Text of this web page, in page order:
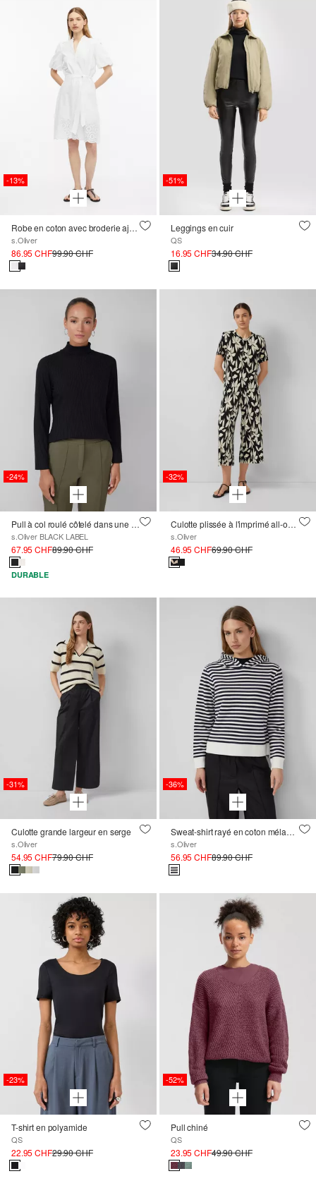
-13%
Robe en coton avec broderie ajourée et manches ballon
s.Oliver
86.95 CHF99.90 CHF
-51%
Leggings en cuir
QS
16.95 CHF34.90 CHF
-24%
Pull à col roulé côtelé dans une coupe ajustée
s.Oliver BLACK LABEL
67.95 CHF89.90 CHF
DURABLE
-32%
Culotte plissée à l'imprimé all-over
s.Oliver
46.95 CHF69.90 CHF
-31%
Culotte grande largeur en serge
s.Oliver
54.95 CHF79.90 CHF
-36%
Sweat-shirt rayé en coton mélangé avec capuche
s.Oliver
56.95 CHF89.90 CHF
-23%
T-shirt en polyamide
QS
22.95 CHF29.90 CHF
-52%
Pull chiné
QS
23.95 CHF49.90 CHF